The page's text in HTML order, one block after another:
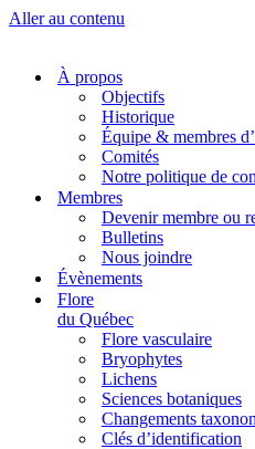
Aller au contenu
À propos
Objectifs
Historique
Équipe & membres
Comités
Notre politique de
Membres
Devenir membre ou
Bulletins
Nous joindre
Évènements
Flore
du Québec
Flore vasculaire
Bryophytes
Lichens
Sciences botaniques
Changements
Clés d’identification